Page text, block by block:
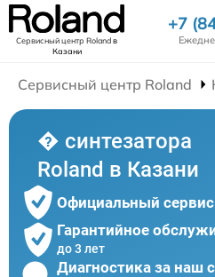
Сервисный центр Rolandв
Казани
+7
Сервисный центр Roland
� синтезатора
Roland в Казани
Официальный сервис
Гарантийное
до 3 лет
Диагностика за наш